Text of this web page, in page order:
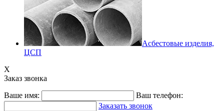
Асбестовые изделия,
ЦСП
X
Заказ звонка
Ваше имя:
Ваш телефон:
Заказать звонок